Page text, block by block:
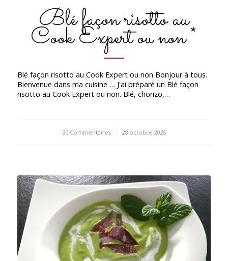
Blé façon risotto au
Cook Expert ou non *
Blé façon risotto au Cook Expert ou non Bonjour à tous.
Bienvenue dans ma cuisine … J'ai préparé un Blé façon
risotto au Cook Expert ou non. Blé, chorizo,…
30 Commentaires
/ 28 octobre 2025